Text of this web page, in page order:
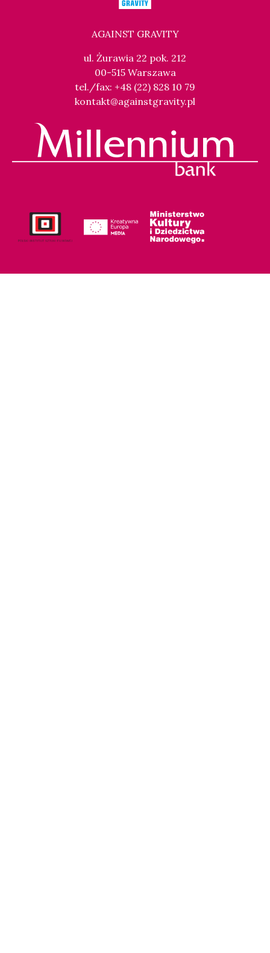
AGAINST GRAVITY
ul. Żurawia 22 pok. 212
00-515 Warszawa
tel./fax: +48 (22) 828 10 79
kontakt@againstgravity.pl